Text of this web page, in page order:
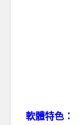
軟體特色：